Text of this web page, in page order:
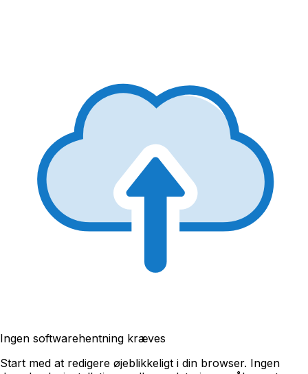
Ingen softwarehentning kræves
Start med at redigere øjeblikkeligt i din browser. Ingen